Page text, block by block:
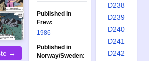
→
Published in
Frew:
1986
Published in
Norway/Sweden:
D238
D239
D240
D241
D242